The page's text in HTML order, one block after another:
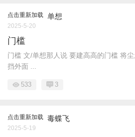
点击重新加载 单想
2025-5-20
门槛
门槛 ​ ​ 文/单想 ​ 那人说 要建高高的门槛 将
挡外面 ​ ​ ...
533 3
点击重新加载 毒蝶飞
2025-5-19